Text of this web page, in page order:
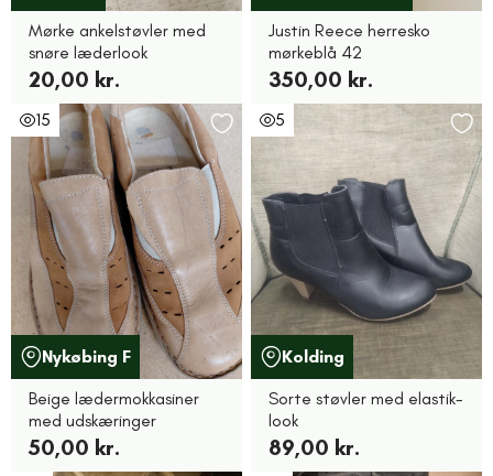
Mørke ankelstøvler med
snøre læderlook
20,00 kr.
Justin Reece herresko
mørkeblå 42
350,00 kr.
15
Nykøbing F
Beige lædermokkasiner
med udskæringer
50,00 kr.
5
Kolding
Sorte støvler med elastik-
look
89,00 kr.